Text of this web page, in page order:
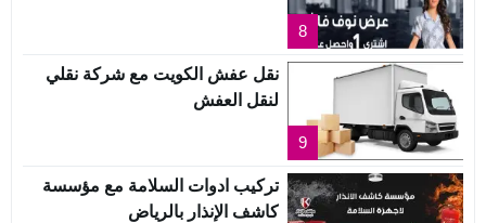
8
9
نقل عفش الكويت مع شركة نقلي
لنقل العفش
تركيب ادوات السلامة مع مؤسسة
كاشف الإنذار بالرياض